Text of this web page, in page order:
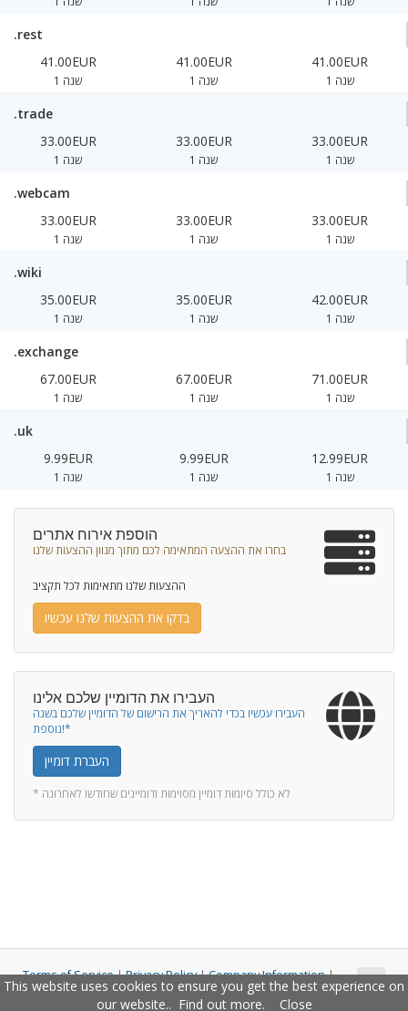
This website uses cookies to ensure you get the best experience on
our website.. Find out more. Close
.rest
41.00EUR
1 שנה
41.00EUR
1 שנה
41.00EUR
1 שנה
.trade
33.00EUR
1 שנה
33.00EUR
1 שנה
33.00EUR
1 שנה
.webcam
33.00EUR
1 שנה
33.00EUR
1 שנה
33.00EUR
1 שנה
.wiki
35.00EUR
1 שנה
35.00EUR
1 שנה
42.00EUR
1 שנה
.exchange
67.00EUR
1 שנה
67.00EUR
1 שנה
71.00EUR
1 שנה
.uk
9.99EUR
1 שנה
9.99EUR
1 שנה
12.99EUR
1 שנה
הוספת אירוח אתרים
בחרו את ההצעה המתאימה לכם מתוך מגוון ההצעות שלנו
ההצעות שלנו מתאימות לכל תקציב
בדקו את ההצעות שלנו עכשיו
העבירו את הדומיין שלכם אלינו
העבירו עכשיו בכדי להאריך את הרישום של הדומיין שלכם בשנה
נוספת!*
העברת דומיין
* לא כולל סיומות דומיין מסוימות ודומיינים שחודשו לאחרונה
Terms of Service|Privacy Policy|Company Information|
Copyright © 2011 - 2026 Closco Ltd. All Rights Reserved.